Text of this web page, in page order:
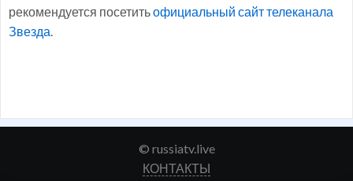
рекомендуется посетитьофициальный сайт телеканала
Звезда.
© russiatv.live
КОНТАКТЫ